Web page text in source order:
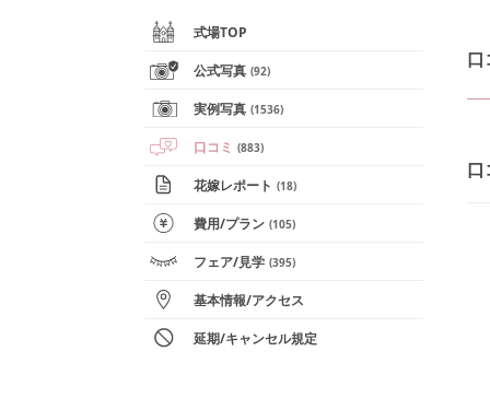
式場TOP
公式写真 (92)
実例写真 (1536)
口コミ (883)
花嫁レポート (18)
費用/プラン (105)
フェア/見学 (395)
基本情報/アクセス
延期/キャンセル規定
口
口